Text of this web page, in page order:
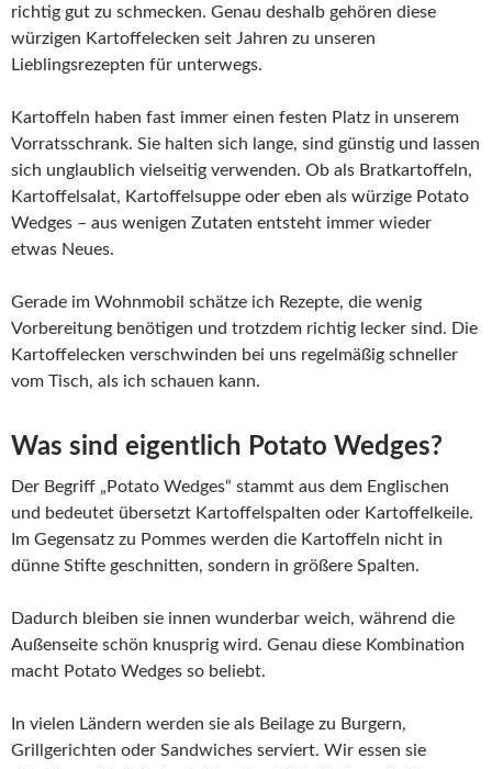
richtig gut zu schmecken. Genau deshalb gehören diese
würzigen Kartoffelecken seit Jahren zu unseren
Lieblingsrezepten für unterwegs.
Kartoffeln haben fast immer einen festen Platz in unserem
Vorratsschrank. Sie halten sich lange, sind günstig und lassen
sich unglaublich vielseitig verwenden. Ob als Bratkartoffeln,
Kartoffelsalat, Kartoffelsuppe oder eben als würzige Potato
Wedges – aus wenigen Zutaten entsteht immer wieder
etwas Neues.
Gerade im Wohnmobil schätze ich Rezepte, die wenig
Vorbereitung benötigen und trotzdem richtig lecker sind. Die
Kartoffelecken verschwinden bei uns regelmäßig schneller
vom Tisch, als ich schauen kann.
Was sind eigentlich Potato Wedges?
Der Begriff „Potato Wedges“ stammt aus dem Englischen
und bedeutet übersetzt Kartoffelspalten oder Kartoffelkeile.
Im Gegensatz zu Pommes werden die Kartoffeln nicht in
dünne Stifte geschnitten, sondern in größere Spalten.
Dadurch bleiben sie innen wunderbar weich, während die
Außenseite schön knusprig wird. Genau diese Kombination
macht Potato Wedges so beliebt.
In vielen Ländern werden sie als Beilage zu Burgern,
Grillgerichten oder Sandwiches serviert. Wir essen sie